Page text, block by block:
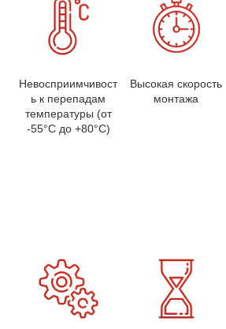
Невосприимчивост
ь к перепадам
температуры (от
-55°C до +80°C)
Высокая скорость
монтажа